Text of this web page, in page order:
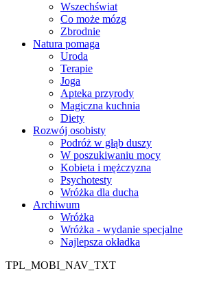
Wszechświat
Co może mózg
Zbrodnie
Natura pomaga
Uroda
Terapie
Joga
Apteka przyrody
Magiczna kuchnia
Diety
Rozwój osobisty
Podróż w głąb duszy
W poszukiwaniu mocy
Kobieta i mężczyzna
Psychotesty
Wróżka dla ducha
Archiwum
Wróżka
Wróżka - wydanie specjalne
Najlepsza okładka
TPL_MOBI_NAV_TXT